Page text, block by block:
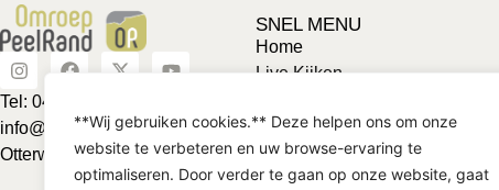
**Wij gebruiken cookies.** Deze helpen ons om onze
website te verbeteren en uw browse-ervaring te
optimaliseren. Door verder te gaan op onze website, gaat
Tel: 0492-463624
info@omroeppeelrand.nl
Otterweg 25 5741BC
SNEL MENU
Home
Live Kijken
Vriendje voor een tientje
Club van 1000
Contact